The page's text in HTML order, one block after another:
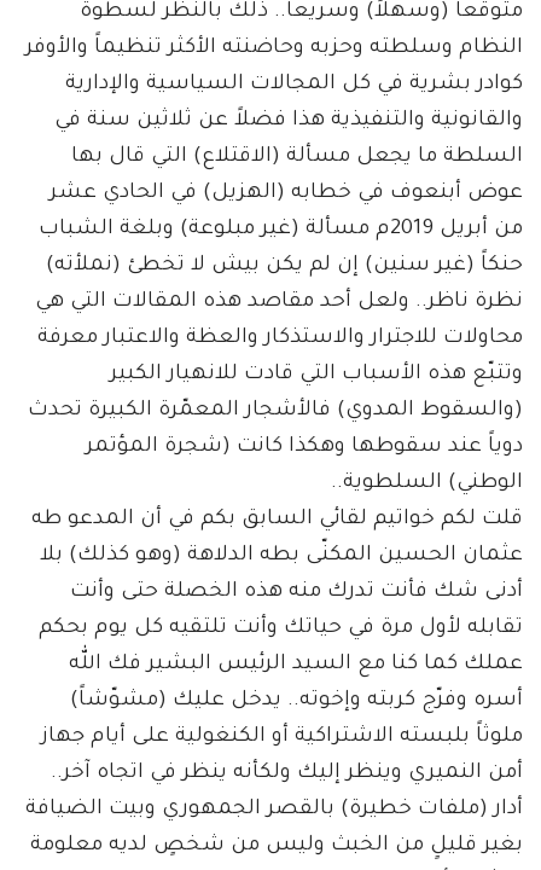
متوقعاً (وسهلاً) وسريعاً.. ذلك بالنظر لسطوة
النظام وسلطته وحزبه وحاضنته الأكثر تنظيماً والأوفر
كوادر بشرية في كل المجالات السياسية والإدارية
والقانونية والتنفيذية هذا فضلاً عن ثلاثين سنة في
السلطة ما يجعل مسألة (الاقتلاع) التي قال بها
عوض أبنعوف في خطابه (الهزيل) في الحادي عشر
من أبريل 2019م مسألة (غير مبلوعة) وبلغة الشباب
حنكاً (غير سنين) إن لم يكن بيش لا تخطئ (نملأته)
نظرة ناظر.. ولعل أحد مقاصد هذه المقالات التي هي
محاولات للاجترار والاستذكار والعظة والاعتبار معرفة
وتتبّع هذه الأسباب التي قادت للانهيار الكبير
(والسقوط المدوي) فالأشجار المعمّرة الكبيرة تحدث
دوياً عند سقوطها وهكذا كانت (شجرة المؤتمر
الوطني) السلطوية..
قلت لكم خواتيم لقائي السابق بكم في أن المدعو طه
عثمان الحسين المكنّى بطه الدلاهة (وهو كذلك) بلا
أدنى شك فأنت تدرك منه هذه الخصلة حتى وأنت
تقابله لأول مرة في حياتك وأنت تلتقيه كل يوم بحكم
عملك كما كنا مع السيد الرئيس البشير فك الله
أسره وفرّج كربته وإخوته.. يدخل عليك (مشوّشاً)
ملوثاً بلبسته الاشتراكية أو الكنغولية على أيام جهاز
أمن النميري وينظر إليك ولكأنه ينظر في اتجاه آخر..
أدار (ملفات خطيرة) بالقصر الجمهوري وبيت الضيافة
بغير قليلٍ من الخبث وليس من شخصٍ لديه معلومة